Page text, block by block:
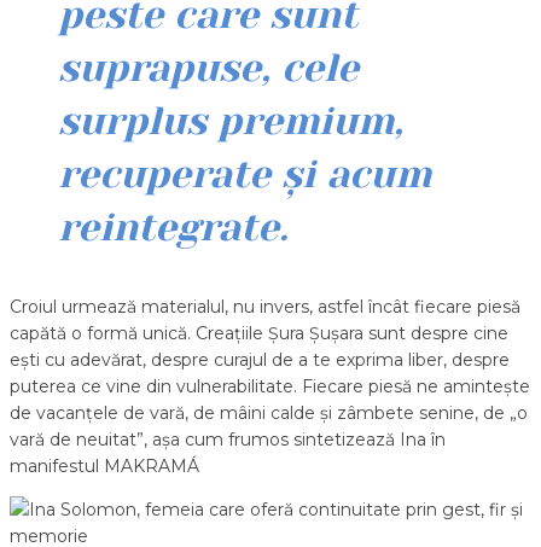
peste care sunt
suprapuse, cele
surplus premium,
recuperate și acum
reintegrate.
Croiul urmează materialul, nu invers, astfel încât fiecare piesă
capătă o formă unică. Creațiile Șura Șușara sunt despre cine
ești cu adevărat, despre curajul de a te exprima liber, despre
puterea ce vine din vulnerabilitate. Fiecare piesă ne amintește
de vacanțele de vară, de mâini calde și zâmbete senine, de „o
vară de neuitat”, așa cum frumos sintetizează Ina în
manifestul MAKRAMÁ